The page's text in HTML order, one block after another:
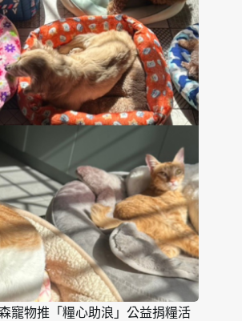
寵物推「糧心助浪」公益捐糧活